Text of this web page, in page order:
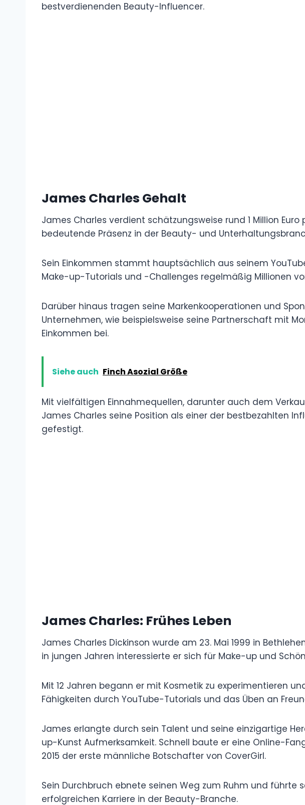
bestverdienenden Beauty-Influencer.
James Charles Gehalt
James Charles verdient schätzungsweise rund 1 Million Euro
bedeutende Präsenz in der Beauty- und
Sein Einkommen stammt hauptsächlich aus seinem
Make-up-Tutorials und -Challenges regelmäßig Millionen
Darüber hinaus tragen seine Markenkooperationen und
Unternehmen, wie beispielsweise seine Partnerschaft mit
Einkommen bei.
Siehe auch Finch Asozial Größe
Mit vielfältigen Einnahmequellen, darunter auch dem
James Charles seine Position als einer der bestbezahlten
gefestigt.
James Charles: Frühes Leben
James Charles Dickinson wurde am 23. Mai 1999 in
in jungen Jahren interessierte er sich für Make-up und
Mit 12 Jahren begann er mit Kosmetik zu experimentieren
Fähigkeiten durch YouTube-Tutorials und das Üben an
James erlangte durch sein Talent und seine einzigartige
up-Kunst Aufmerksamkeit. Schnell baute er eine Online-
2015 der erste männliche Botschafter von CoverGirl.
Sein Durchbruch ebnete seinen Weg zum Ruhm und führte
erfolgreichen Karriere in der Beauty-Branche.